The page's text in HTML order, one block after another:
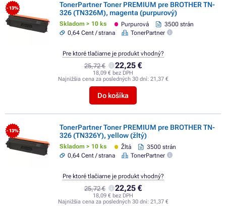
- 13%
TonerPartner Toner PREMIUM pre BROTHER TN-
326 (TN326M), magenta (purpurový)
Skladom > 10 ks Purpurová
3500 strán
0,64 Cent / strana
TonerPartner
25,72 € 22,25 €
18,09 € bez DPH
Najnižšia cena za posledných 30 dní: 21,37 €
Do košíka
Pre ktoré tlačiarne je produkt vhodný?
- 13%
TonerPartner Toner PREMIUM pre BROTHER TN-
326 (TN326Y), yellow (žltý)
Skladom > 10 ks Žltá
3500 strán
0,64 Cent / strana
TonerPartner
25,72 € 22,25 €
18,09 € bez DPH
Najnižšia cena za posledných 30 dní: 21,37 €
Pre ktoré tlačiarne je produkt vhodný?